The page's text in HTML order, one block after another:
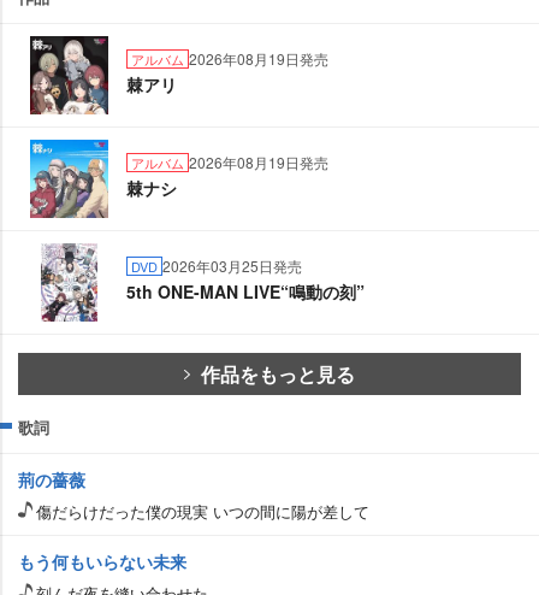
アルバム 2026年08月19日発売
棘アリ
アルバム 2026年08月19日発売
棘ナシ
DVD 2026年03月25日発売
5th ONE-MAN LIVE“鳴動の刻”
作品をもっと見る
歌詞
荊の薔薇
傷だらけだった僕の現実 いつの間に陽が差して
もう何もいらない未来